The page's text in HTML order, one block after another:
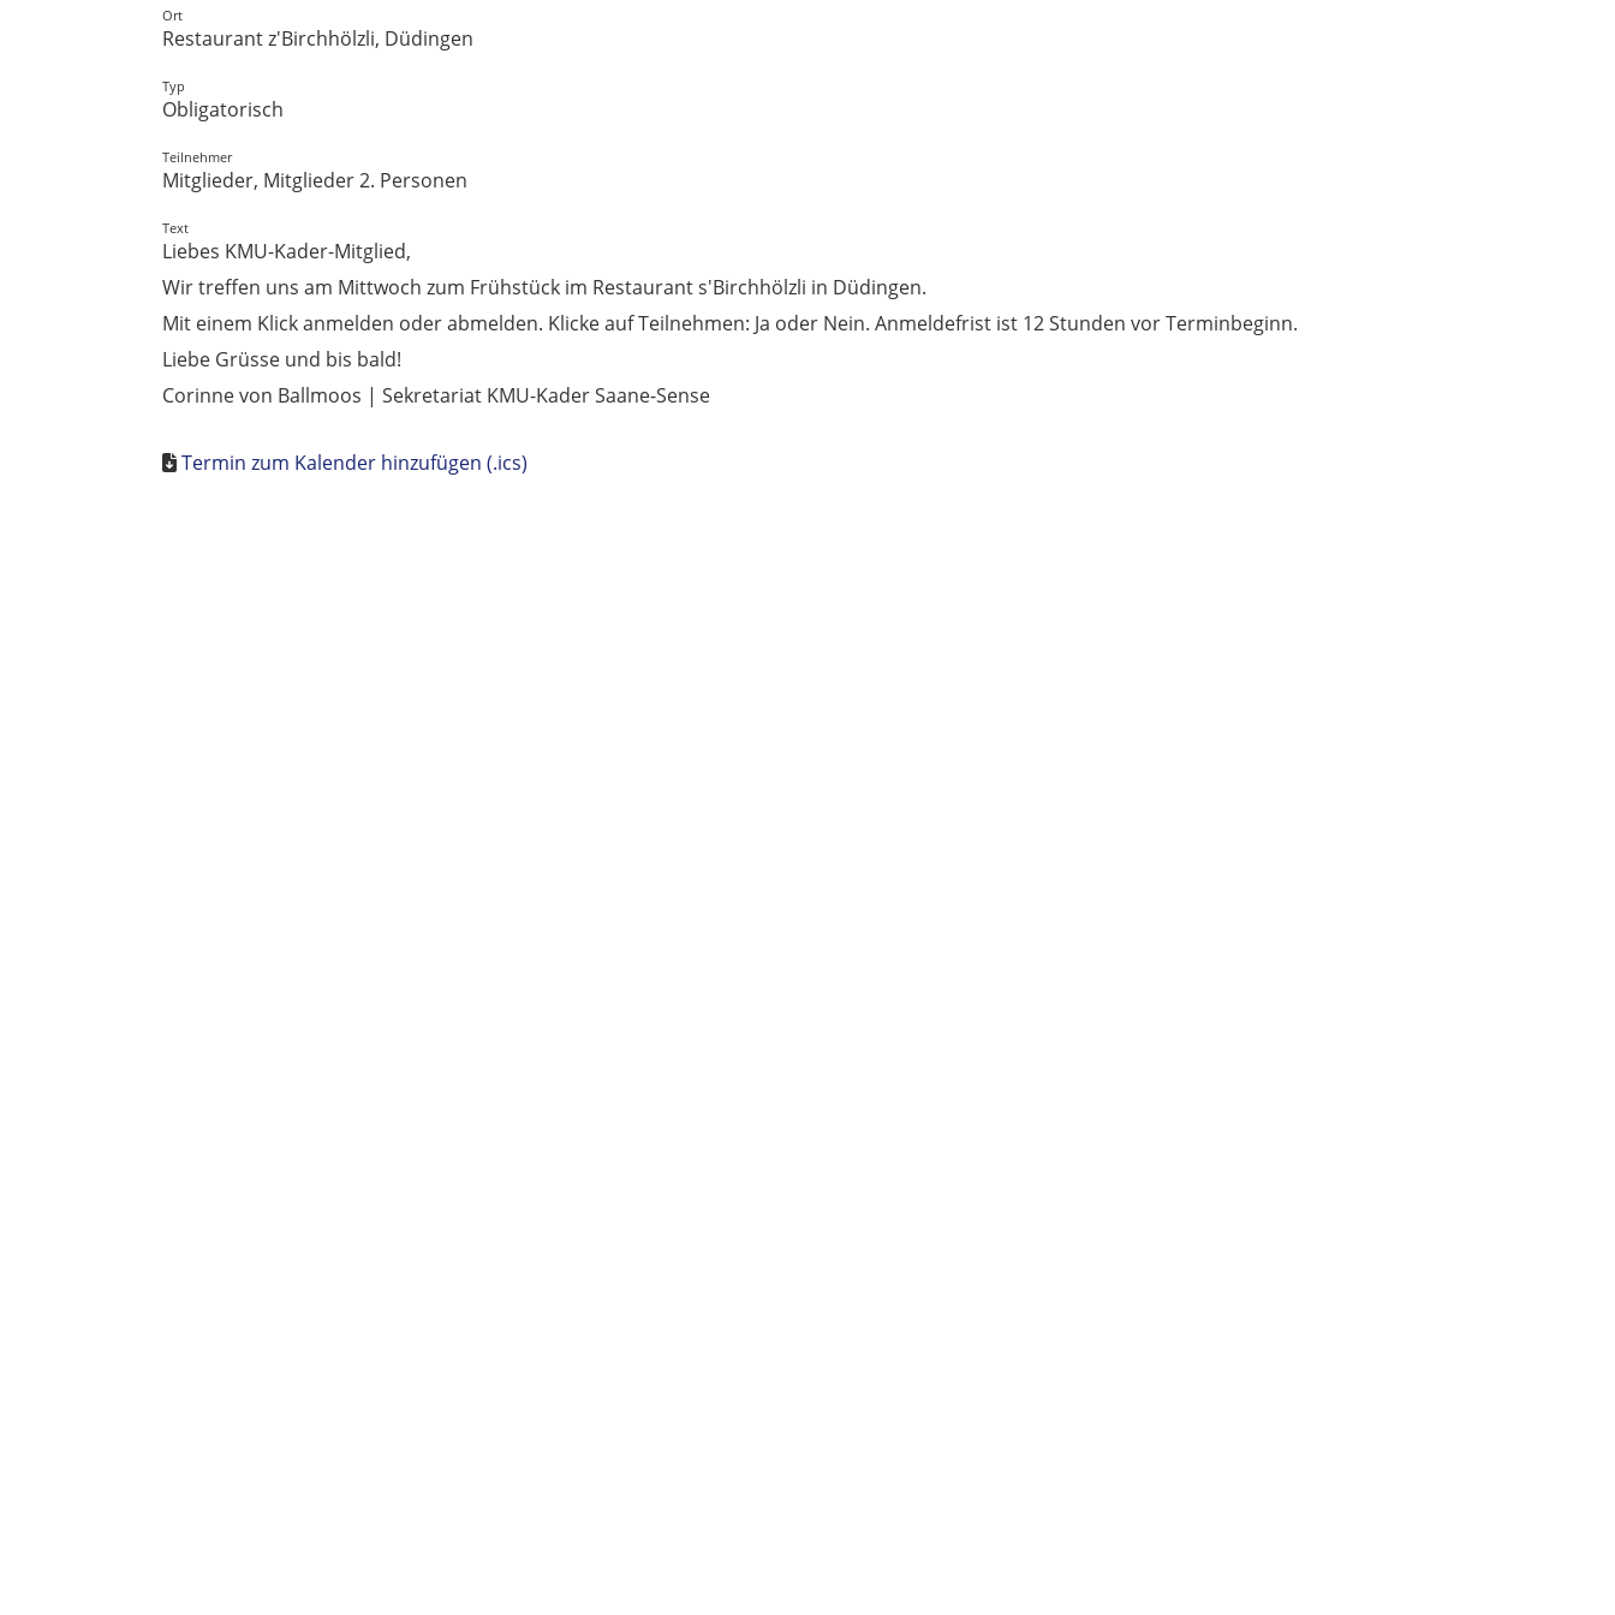
Ort
Restaurant z'Birchhölzli, Düdingen
Typ
Obligatorisch
Teilnehmer
Mitglieder, Mitglieder 2. Personen
Text
Liebes KMU-Kader-Mitglied,
Wir treffen uns am Mittwoch zum Frühstück im Restaurant s'Birchhölzli in Düdingen.
Mit einem Klick anmelden oder abmelden. Klicke auf Teilnehmen: Ja oder Nein. Anmeldefrist ist 12 Stunden vor Terminbeginn.
Liebe Grüsse und bis bald!
Corinne von Ballmoos | Sekretariat KMU-Kader Saane-Sense
Termin zum Kalender hinzufügen (.ics)